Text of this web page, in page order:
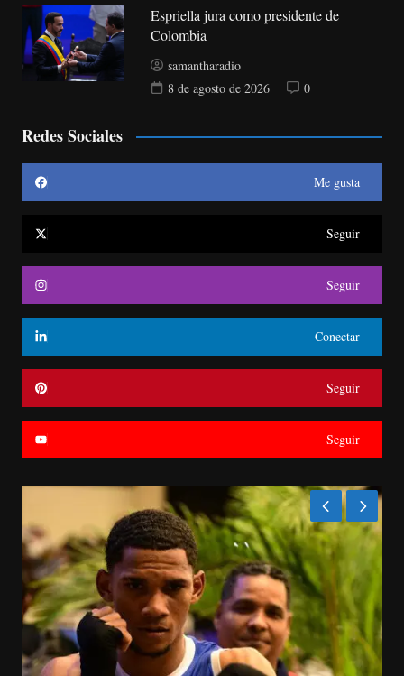
Espriella jura como presidente de
Colombia
samantharadio
8 de agosto de 2026
0
Redes Sociales
Me gusta
Seguir
Seguir
Conectar
Seguir
Seguir